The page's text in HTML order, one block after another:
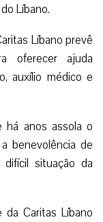
Líbano.
Líbano prevê
oferecer ajuda
auxílio médico e
há anos assola o
benevolência de
situação da
Caritas Líbano